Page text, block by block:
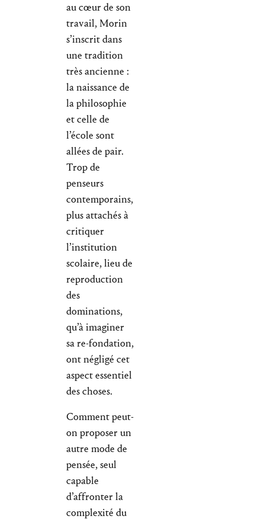
au cœur de son
travail, Morin
s’inscrit dans
une tradition
très ancienne :
la naissance de
la philosophie
et celle de
l’école sont
allées de pair.
Trop de
penseurs
contemporains,
plus attachés à
critiquer
l’institution
scolaire, lieu de
reproduction
des
dominations,
qu’à imaginer
sa re-fondation,
ont négligé cet
aspect essentiel
des choses.
Comment peut-
on proposer un
autre mode de
pensée, seul
capable
d’affronter la
complexité du